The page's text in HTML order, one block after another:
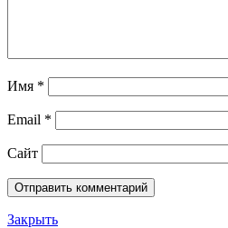
Имя *
Email *
Сайт
Закрыть